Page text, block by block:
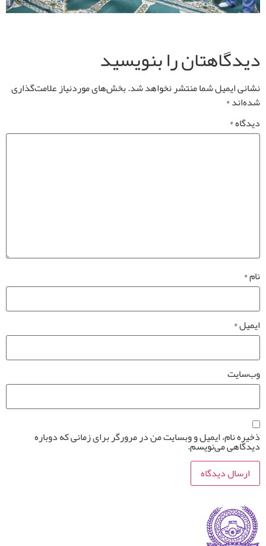
دیدگاهتان را بنویسید
نشانی ایمیل شما منتشر نخواهد شد.بخش‌های موردنیاز علامت‌گذاری
شده‌اند*
دیدگاه*
نام*
ایمیل*
وب‌سایت
ذخیره نام، ایمیل و وبسایت من در مرورگر برای زمانی که دوباره
دیدگاهی می‌نویسم.